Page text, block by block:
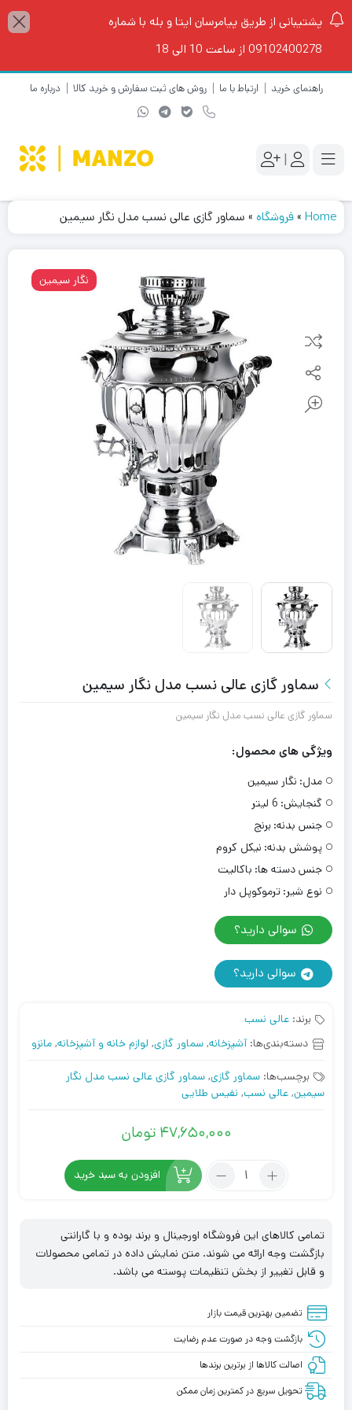
پشتیبانی از طریق پیامرسان ایتا و بله با شماره
09102400278 از ساعت 10 الی 18
راهنمای خرید ارتباط با ما روش های ثبت سفارش و خرید کالا درباره ما
|
Home
»فروشگاه » سماور گازی عالی نسب مدل نگار سیمین
نگار سیمین
سماور گازی عالی نسب مدل نگار سیمین
سماور گازی عالی نسب مدل نگار سیمین
ویژگی های محصول:
مدل: نگار سیمین
گنجایش: 6 لیتر
جنس بدنه: برنج
پوشش بدنه: نیکل کروم
جنس دسته ها: باکالیت
نوع شیر: ترموکوپل دار
سوالی دارید؟
سوالی دارید؟
برند: عالی نسب
دسته‌بندی‌ها:آشپزخانه, سماور گازی, لوازم خانه و آشپزخانه, مانزو
برچسب‌ها: سماور گازی, سماور گازی عالی نسب مدل نگار
سیمین, عالی نسب, نفیس طلایی
۴۷,۶۵۰,۰۰۰ تومان
تعداد:
نسب
مدل
نگار
افزودن به سبد خرید
تمامی کالاهای این فروشگاه اورجینال و برند بوده و با گارانتی
بازگشت وجه ارائه می شوند. متن نمایش داده در تمامی محصولات
و قابل تغییر از بخش تنظیمات پوسته می باشد.
تضمین بهترین قیمت بازار
بازگشت وجه در صورت عدم رضایت
اصالت کالاها از برترین برندها
تحویل سریع در کمترین زمان ممکن